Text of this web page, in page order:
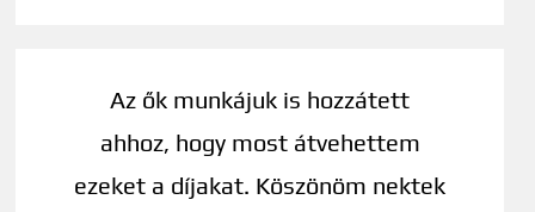
Az ők munkájuk is hozzátett
ahhoz, hogy most átvehettem
ezeket a díjakat. Köszönöm nektek